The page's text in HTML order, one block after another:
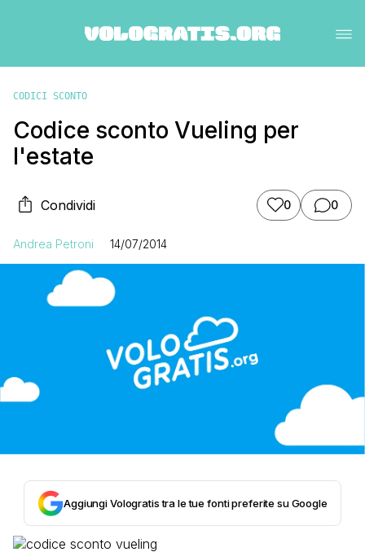
CODICI SCONTO
Codice sconto Vueling per
l'estate
Condividi 0 0
Andrea Petroni 14/07/2014
Aggiungi Vologratis tra le tue fonti preferite su Google